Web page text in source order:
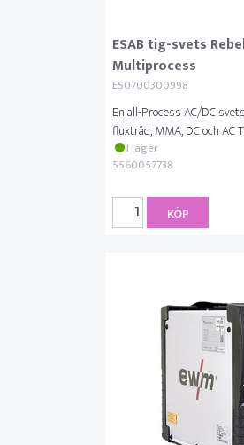
ESAB tig-svets
Multiprocess
ES0700300998
En all-Process AC/DC
fluxtråd, MMA, DC och AC
I lager
5560057738
KÖP